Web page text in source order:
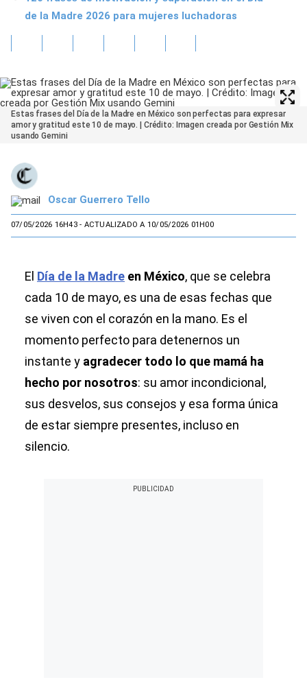
de la Madre 2026 para mujeres luchadoras
Estas frases del Día de la Madre en México son perfectas para expresar
amor y gratitud este 10 de mayo. | Crédito: Imagen creada por Gestión Mix
usando Gemini
Oscar Guerrero Tello
07/05/2026 16H43- ACTUALIZADO A 10/05/2026 01H00
El Día de la Madre en México, que se celebra
cada 10 de mayo, es una de esas fechas que
se viven con el corazón en la mano. Es el
momento perfecto para detenernos un
instante y agradecer todo lo que mamá ha
hecho por nosotros: su amor incondicional,
sus desvelos, sus consejos y esa forma única
de estar siempre presentes, incluso en
silencio.